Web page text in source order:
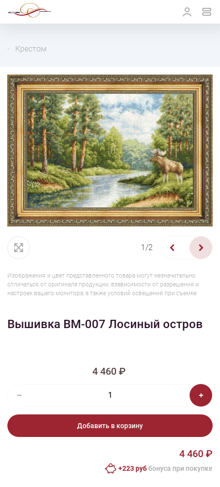
Крестом
1/2
Изображения и цвет представленного товара могут незначительно
отличаться от оригинала продукции, взависимости от разрешения и
настроек вашего монитора, а также условий освещения при съемке
Вышивка ВМ-007 Лосиный остров
4 460 ₽
Добавить в корзину
4 460 ₽
+223 руббонусa при покупке